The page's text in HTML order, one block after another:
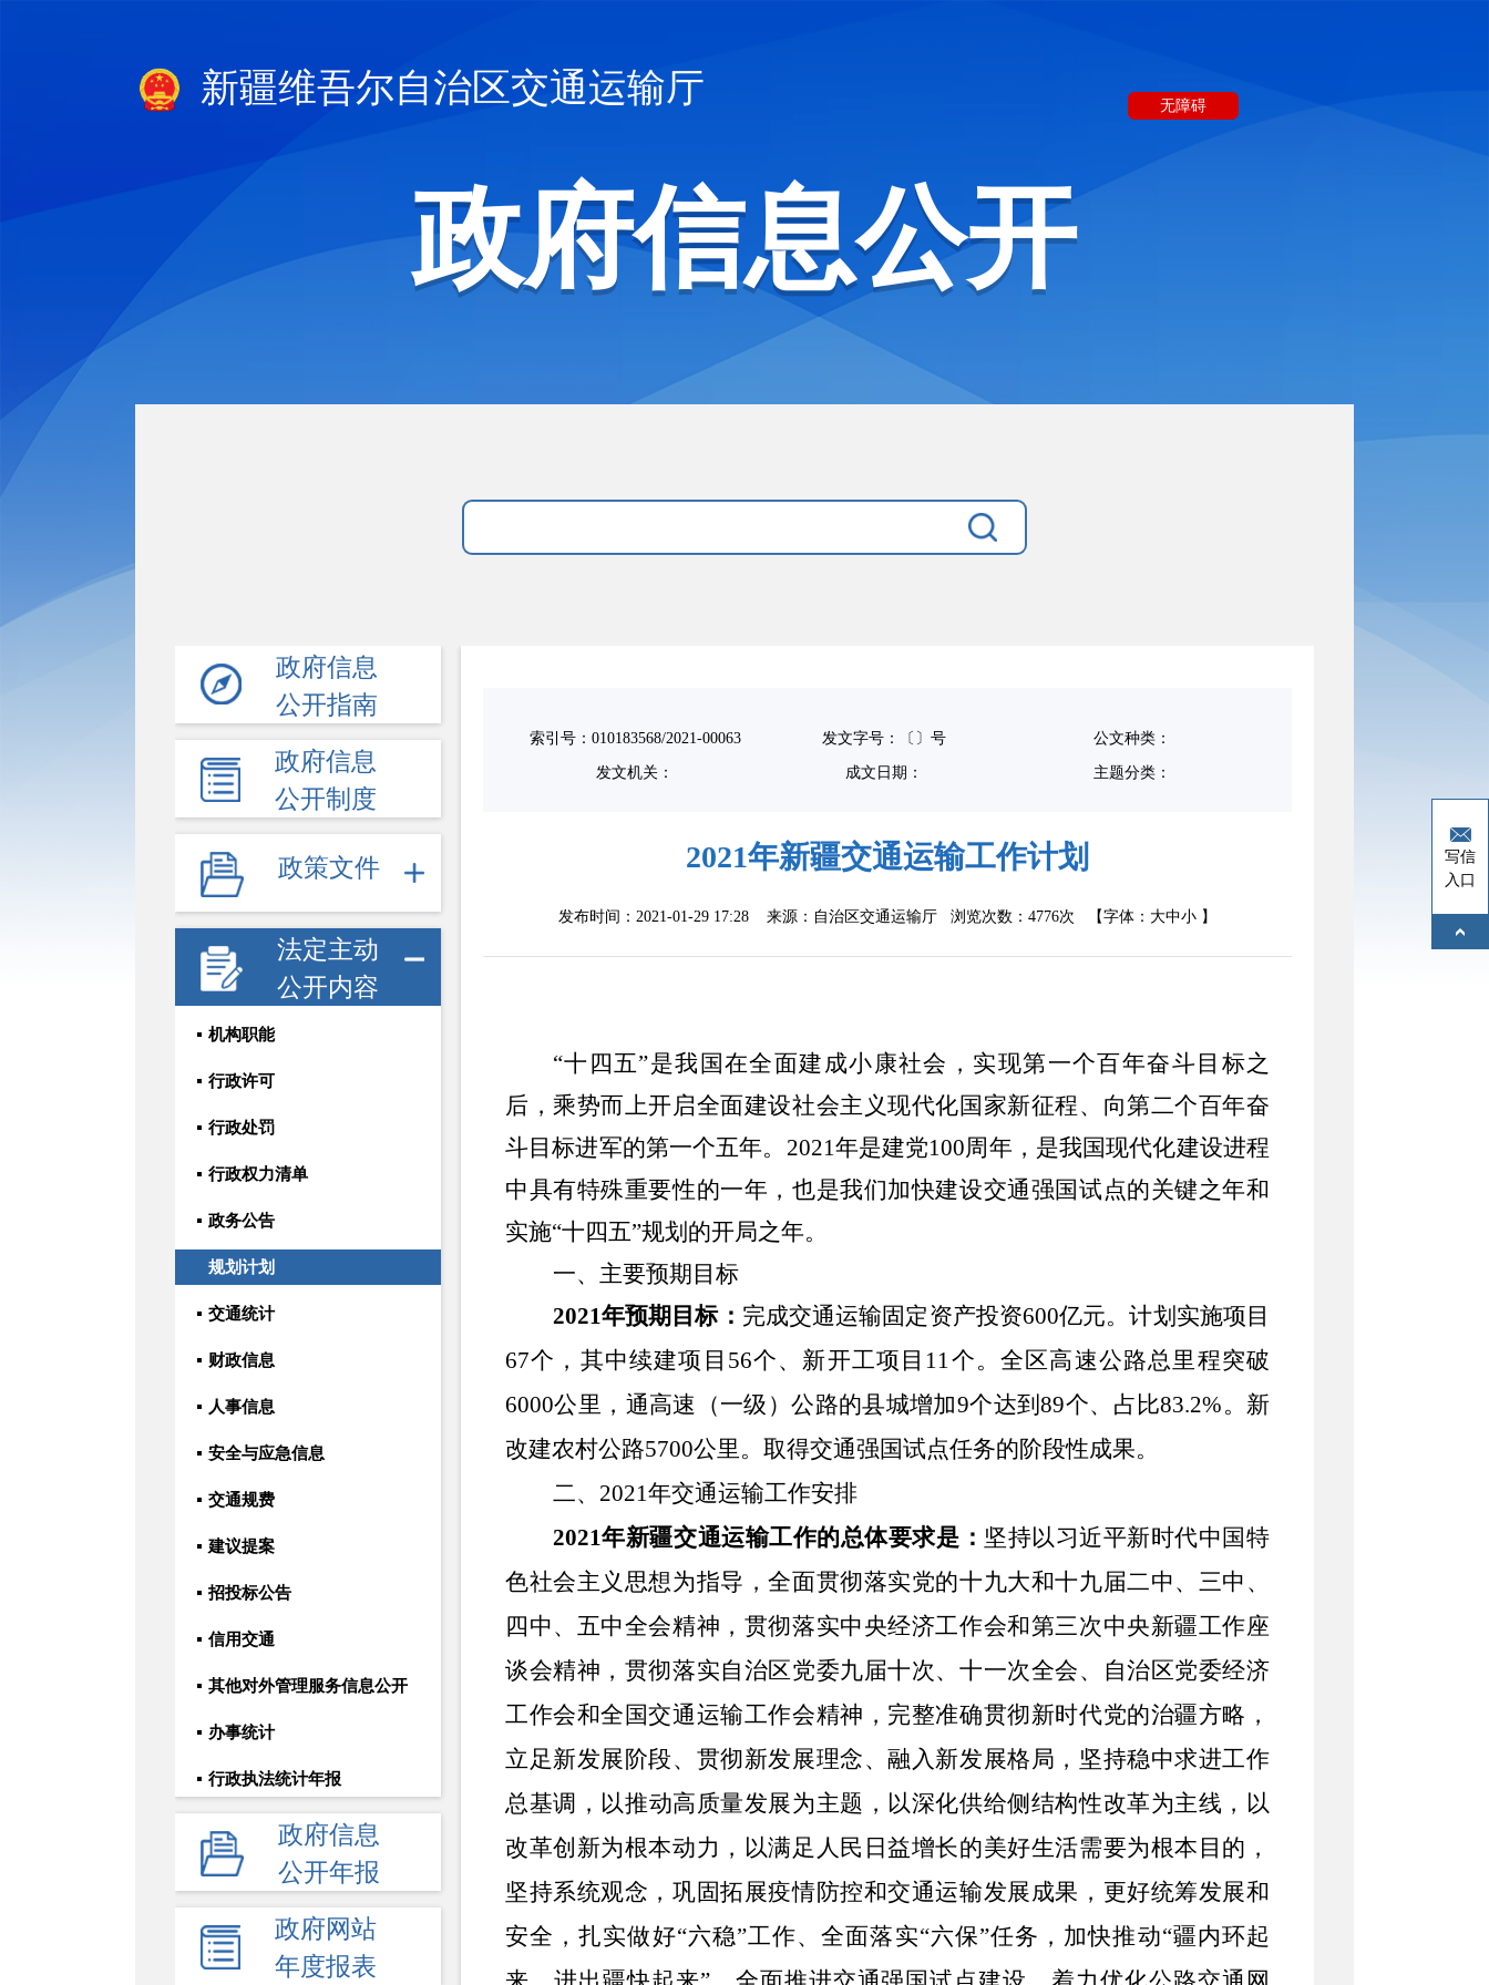
新疆维吾尔自治区交通运输厅
政府信息公开
无障碍
政府信息
公开指南
政府信息
公开制度
政策文件
法定主动
公开内容
机构职能
行政许可
行政处罚
行政权力清单
政务公告
规划计划
交通统计
财政信息
人事信息
安全与应急信息
交通规费
建议提案
招投标公告
信用交通
其他对外管理服务信息公开
办事统计
行政执法统计年报
政府信息
公开年报
政府网站
年度报表
索引号：010183568/2021-00063 发文字号：〔〕号 公文种类：
发文机关： 成文日期： 主题分类：
2021年新疆交通运输工作计划
发布时间：2021-01-29 17:28 来源：自治区交通运输厅 浏览次数： 4776次 【字体： 大中小 】
“十四五”是我国在全面建成小康社会，实现第一个百年奋斗目标之
后，乘势而上开启全面建设社会主义现代化国家新征程、向第二个百年奋
斗目标进军的第一个五年。 2021年是建党100周年，是我国现代化建设进程
中具有特殊重要性的一年，也是我们加快建设交通强国试点的关键之年和
实施“十四五”规划的开局之年。
一、主要预期目标
2021年预期目标： 完成交通运输固定资产投资600亿元。计划实施项目
67个， 其中续建项目 56个、新开工项目 11个。全区高速公路总里程突破
6000公里 ， 通高速（一级）公路的县城增加9个达到89个、占比83.2%。新
改建农村公路5700公里。取得交通强国试点任务的阶段性成果。
二、 2021年交通运输工作安排
2021年新疆交通运输工作的总体要求是： 坚持以习近平新时代中国特
色社会主义思想为指导，全面贯彻落实党的十九大和十九届二中、三中、
四中、五中全会精神，贯彻落实中央经济工作会和第三次中央新疆工作座
谈会精神， 贯彻落实自治区党委九届十次、十一次全会、自治区党委经济
工作会和全国交通运输工作会精神， 完整准确贯彻新时代党的治疆方略，
立足新发展阶段、 贯彻新发展理念、融入新发展格局，坚持稳中求进工作
总基调， 以推动高质量发展为主题， 以深化供给侧结构性改革为主线， 以
改革创新为根本动力， 以满足人民日益增长的美好生活需要为根本目的，
坚持系统观念，巩固拓展疫情防控和交通运输发展成果，更好统筹发展和
安全，扎实做好“六稳”工作、全面落实“六保”任务，加快推动“疆内环起
写信
入口